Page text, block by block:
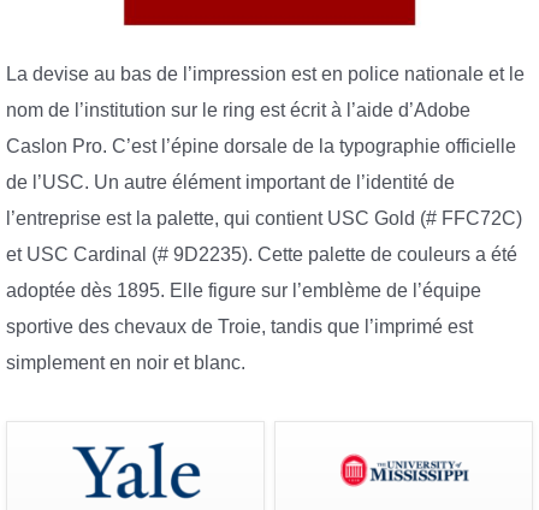
La devise au bas de l’impression est en police nationale et le
nom de l’institution sur le ring est écrit à l’aide d’Adobe
Caslon Pro. C’est l’épine dorsale de la typographie officielle
de l’USC. Un autre élément important de l’identité de
l’entreprise est la palette, qui contient USC Gold (# FFC72C)
et USC Cardinal (# 9D2235). Cette palette de couleurs a été
adoptée dès 1895. Elle figure sur l’emblème de l’équipe
sportive des chevaux de Troie, tandis que l’imprimé est
simplement en noir et blanc.